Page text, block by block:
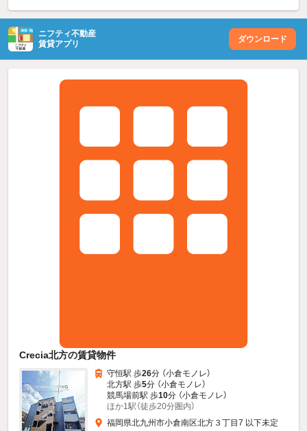
ニフティ不動産
賃貸アプリ
ダウンロード
Crecia北方の賃貸物件
守恒駅 歩26分 （小倉モノレ）
北方駅 歩5分 （小倉モノレ）
競馬場前駅 歩10分 （小倉モノレ）
ほか1駅（徒歩20分圏内）
福岡県北九州市小倉南区北方３丁目7 以下未定